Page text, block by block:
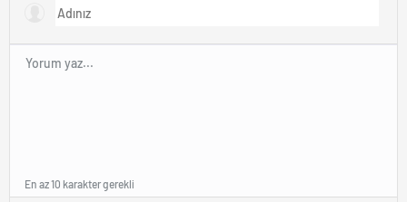
En az 10 karakter gerekli